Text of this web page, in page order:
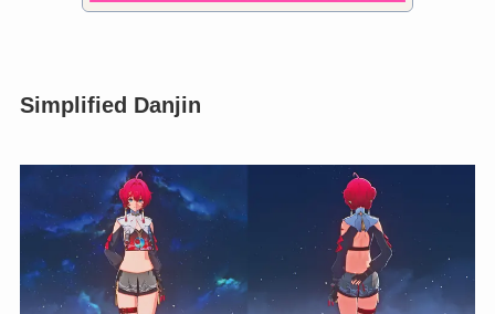
Simplified Danjin